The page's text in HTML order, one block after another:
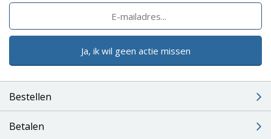
Ja, ik wil geen actie missen
Bestellen
Betalen